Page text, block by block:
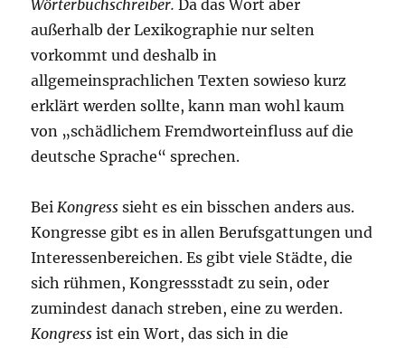
Wörterbuchschreiber. Da das Wort aber
außerhalb der Lexikographie nur selten
vorkommt und deshalb in
allgemeinsprachlichen Texten sowieso kurz
erklärt werden sollte, kann man wohl kaum
von „schädlichem Fremdworteinfluss auf die
deutsche Sprache“ sprechen.
BeiKongress sieht es ein bisschen anders aus.
Kongresse gibt es in allen Berufsgattungen und
Interessenbereichen. Es gibt viele Städte, die
sich rühmen, Kongressstadt zu sein, oder
zumindest danach streben, eine zu werden.
Kongress ist ein Wort, das sich in die